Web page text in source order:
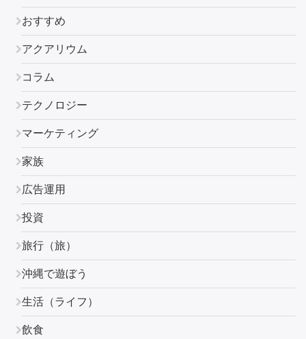
おすすめ
アクアリウム
コラム
テクノロジー
マーケティング
家族
広告運用
投資
旅行（旅）
沖縄で遊ぼう
生活（ライフ）
飲食